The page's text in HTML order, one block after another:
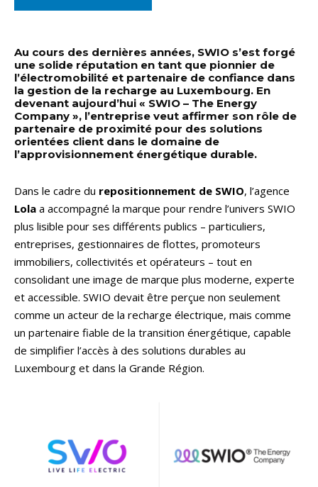
Au cours des dernières années, SWIO s’est forgé
une solide réputation en tant que pionnier de
l’électromobilité et partenaire de confiance dans
la gestion de la recharge au Luxembourg. En
devenant aujourd’hui « SWIO – The Energy
Company », l’entreprise veut affirmer son rôle de
partenaire de proximité pour des solutions
orientées client dans le domaine de
l’approvisionnement énergétique durable.
Dans le cadre du repositionnement de SWIO, l’agence
Lola a accompagné la marque pour rendre l’univers SWIO
plus lisible pour ses différents publics – particuliers,
entreprises, gestionnaires de flottes, promoteurs
immobiliers, collectivités et opérateurs – tout en
consolidant une image de marque plus moderne, experte
et accessible. SWIO devait être perçue non seulement
comme un acteur de la recharge électrique, mais comme
un partenaire fiable de la transition énergétique, capable
de simplifier l’accès à des solutions durables au
Luxembourg et dans la Grande Région.